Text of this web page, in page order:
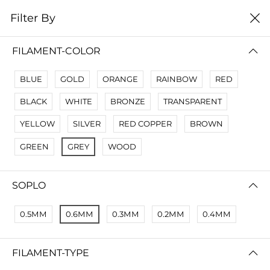
0
цена от низкой к
No Results
Not Found Filters1
Not Found Filters2
Filter By
FILAMENT-COLOR
BLUE GOLD ORANGE RAINBOW RED
BLACK WHITE BRONZE TRANSPARENT
YELLOW SILVER RED COPPER BROWN
GREEN GREY WOOD
SOPLO
0.5ММ 0.6ММ 0.3ММ 0.2ММ 0.4ММ
FILAMENT-TYPE